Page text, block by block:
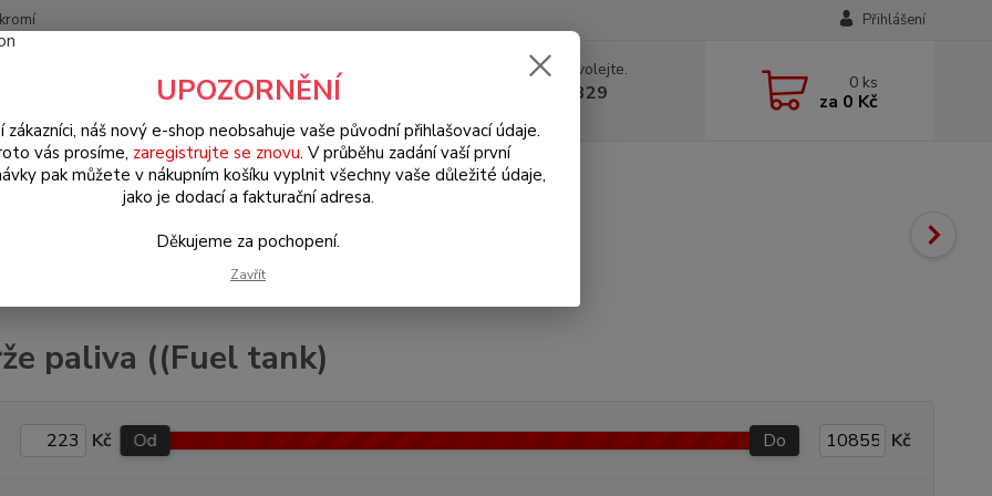
Přihlášení
Hledat
Nevíte si rady? Zavolejte.
+420 602 330 329 0 ks
za 0 Kč
356/911/912 Nádrže paliva ((Fuel tank)
paliva ((Fuel tank)
Kč Od Do Kč
UPOZORNĚNÍ
zákazníci, náš nový e-shop neobsahuje vaše původní přihlašovací údaje.
vás prosíme, zaregistrujte se znovu. V průběhu zadání vaší první
pak můžete v nákupním košíku vyplnit všechny vaše důležité údaje,
jako je dodací a fakturační adresa.
Děkujeme za pochopení.
Zavřít